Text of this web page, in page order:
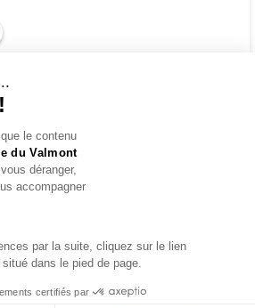
le contenu
du Valmont
déranger,
accompagner
par la suite, cliquez sur le lien
dans le pied de page.
certifiés par